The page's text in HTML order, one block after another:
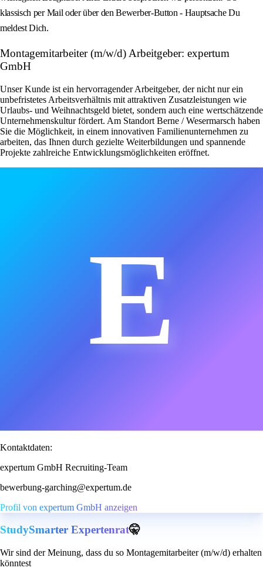
klassisch per Mail oder über den Bewerber-Button - Hauptsache Du
meldest Dich.
Montagemitarbeiter (m/w/d) Arbeitgeber: expertum
GmbH
Unser Kunde ist ein hervorragender Arbeitgeber, der nicht nur ein
unbefristetes Arbeitsverhältnis mit attraktiven Zusatzleistungen wie
Urlaubs- und Weihnachtsgeld bietet, sondern auch eine wertschätzende
Unternehmenskultur fördert. Am Standort Berne / Wesermarsch haben
Sie die Möglichkeit, in einem innovativen Familienunternehmen zu
arbeiten, das Ihnen durch gezielte Weiterbildungen und spannende
Projekte zahlreiche Entwicklungsmöglichkeiten eröffnet.
E
Kontaktdaten:
expertum GmbH Recruiting-Team
bewerbung-garching@expertum.de
Profil von expertum GmbH anzeigen
StudySmarter Expertenrat🤫
Wir sind der Meinung, dass du so Montagemitarbeiter (m/w/d) erhalten
könntest